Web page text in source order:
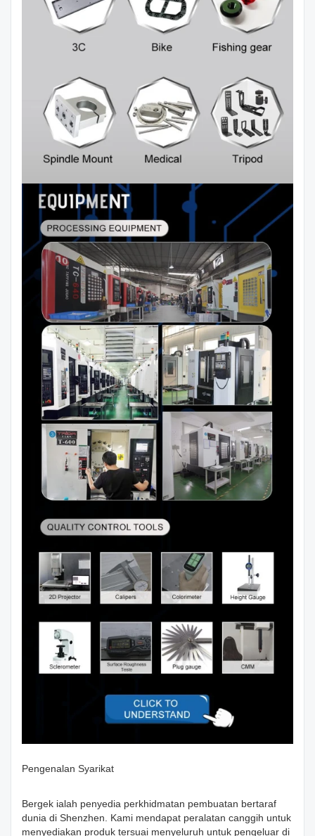
Pengenalan Syarikat
Bergek ialah penyedia perkhidmatan pembuatan bertaraf
dunia di Shenzhen. Kami mendapat peralatan canggih untuk
menyediakan produk tersuai menyeluruh untuk pengeluar di